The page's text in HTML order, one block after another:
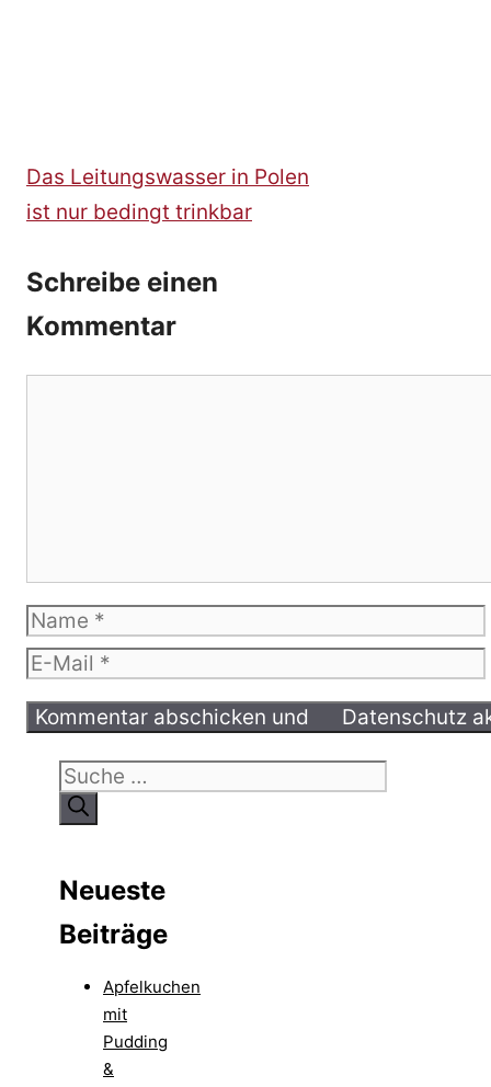
Das Leitungswasser in Polen
ist nur bedingt trinkbar
Schreibe einen
Kommentar
Name
E-
Mail
Suche
nach:
Neueste
Beiträge
Apfelkuchen
mit
Pudding
&